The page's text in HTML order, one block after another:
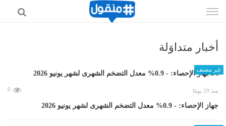
الى
أخبار متداوَلة
غير مصنف
منذ 29 يومًا 0
جهاز الإحصاء: - 0.9% معدل التضخم الشهرى لشهر يونيو 2026